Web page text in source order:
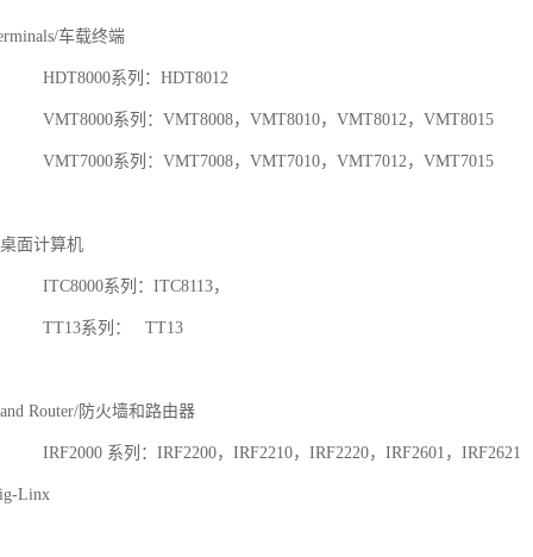
车载终端
系列：HDT8012
列：VMT8008，VMT8010，VMT8012，VMT8015
列：VMT7008，VMT7010，VMT7012，VMT7015
面计算机
系列：ITC8113，
列： TT13
Router/防火墙和路由器
列：IRF2200，IRF2210，IRF2220，IRF2601，IRF2621
Linx